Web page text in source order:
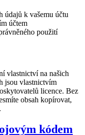
údajů k vašemu účtu
účtem
použití
vlastnictví na našich
jsou vlastnictvím
licence. Bez
obsah kopírovat,
kódem